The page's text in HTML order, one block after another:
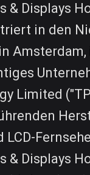
& Displays
in den
Amsterdam,
Limited
& Displays